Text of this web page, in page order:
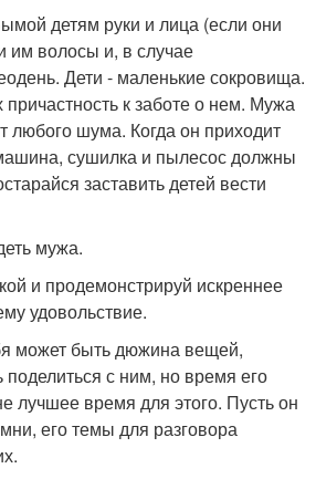
детям руки и лица (если они
им волосы и, в случае
Дети - маленькие сокровища.
к заботе о нем. Мужа
любого шума. Когда он приходит
сушилка и пылесос должны
заставить детей вести
мужа.
и продемонстрируй искреннее
удовольствие.
может быть дюжина вещей,
с ним, но время его
лучшее время для этого. Пусть он
его темы для разговора